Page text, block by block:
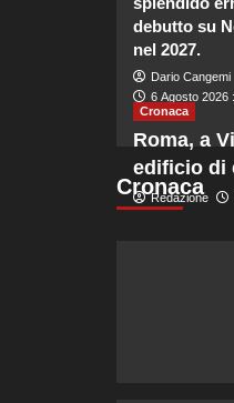
debutto su
nel 2027.
Dario Cangemi
6 Agosto 2026
Cronaca
Cronaca
Roma, a
edificio di
Redazione